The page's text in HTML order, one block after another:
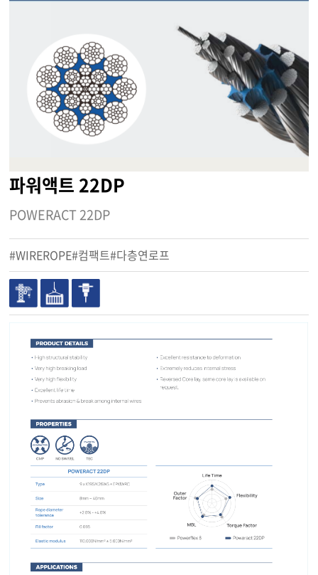
파워액트 22DP
POWERACT 22DP
#WIREROPE#컴팩트#다층연로프